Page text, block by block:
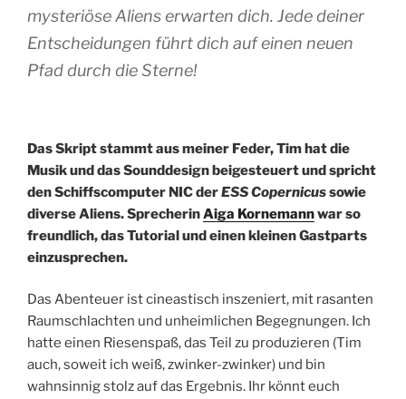
mysteriöse Aliens erwarten dich. Jede deiner
Entscheidungen führt dich auf einen neuen
Pfad durch die Sterne!
Das Skript stammt aus meiner Feder, Tim hat die
Musik und das Sounddesign beigesteuert und spricht
den Schiffscomputer NIC derESS Copernicussowie
diverse Aliens. SprecherinAiga Kornemannwar so
freundlich, das Tutorial und einen kleinen Gastparts
einzusprechen.
Das Abenteuer ist cineastisch inszeniert, mit rasanten
Raumschlachten und unheimlichen Begegnungen. Ich
hatte einen Riesenspaß, das Teil zu produzieren (Tim
auch, soweit ich weiß, zwinker-zwinker) und bin
wahnsinnig stolz auf das Ergebnis. Ihr könnt euch